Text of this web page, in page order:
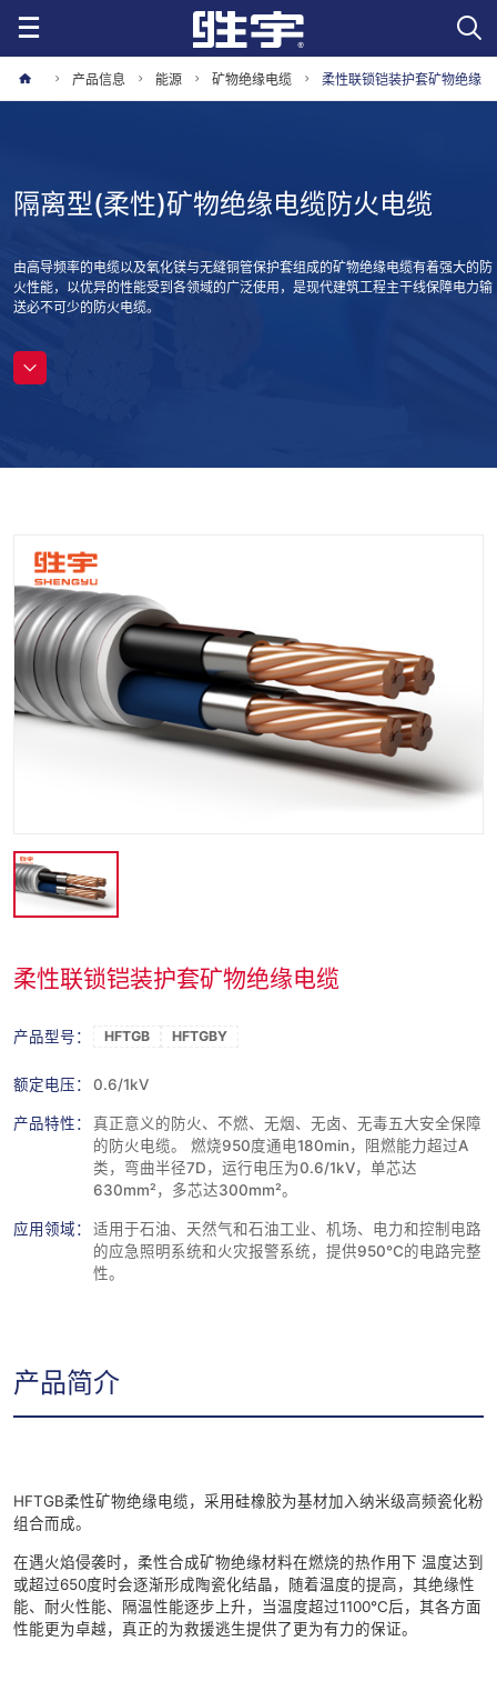
产品信息 能源 矿物绝缘电缆 柔性联锁铠装护套矿物绝缘
隔离型(柔性)矿物绝缘电缆防火电缆
由高导频率的电缆以及氧化镁与无缝铜管保护套组成的矿物绝缘电缆有着强大的防
火性能，以优异的性能受到各领域的广泛使用，是现代建筑工程主干线保障电力输
送必不可少的防火电缆。
柔性联锁铠装护套矿物绝缘电缆
产品型号： HFTGB HFTGBY
额定电压： 0.6/1kV
产品特性：
真正意义的防火、不燃、无烟、无卤、无毒五大安全保障
的防火电缆。 燃烧950度通电180min，阻燃能力超过A
类，弯曲半径7D，运行电压为0.6/1kV，单芯达
630mm²，多芯达300mm²。
应用领域：
适用于石油、天然气和石油工业、机场、电力和控制电路
的应急照明系统和火灾报警系统，提供950°C的电路完整
性。
产品简介
HFTGB柔性矿物绝缘电缆，采用硅橡胶为基材加入纳米级高频瓷化粉
组合而成。
在遇火焰侵袭时，柔性合成矿物绝缘材料在燃烧的热作用下 温度达到
或超过650度时会逐渐形成陶瓷化结晶，随着温度的提高，其绝缘性
能、耐火性能、隔温性能逐步上升，当温度超过1100℃后，其各方面
性能更为卓越，真正的为救援逃生提供了更为有力的保证。